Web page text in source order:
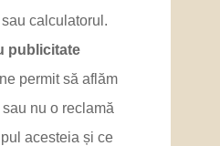
calculatorul.
publicitate
permit să aflăm
nu o reclamă
acesteia și ce